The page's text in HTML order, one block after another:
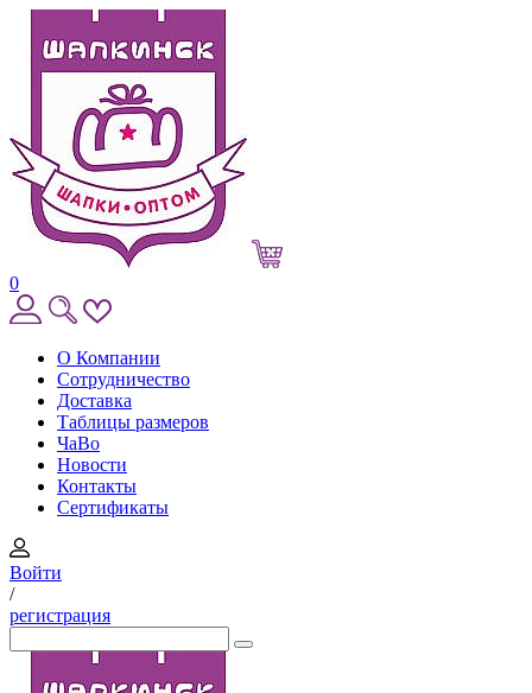
0
О Компании
Сотрудничество
Доставка
Таблицы размеров
ЧаВо
Новости
Контакты
Сертификаты
Войти
/
регистрация